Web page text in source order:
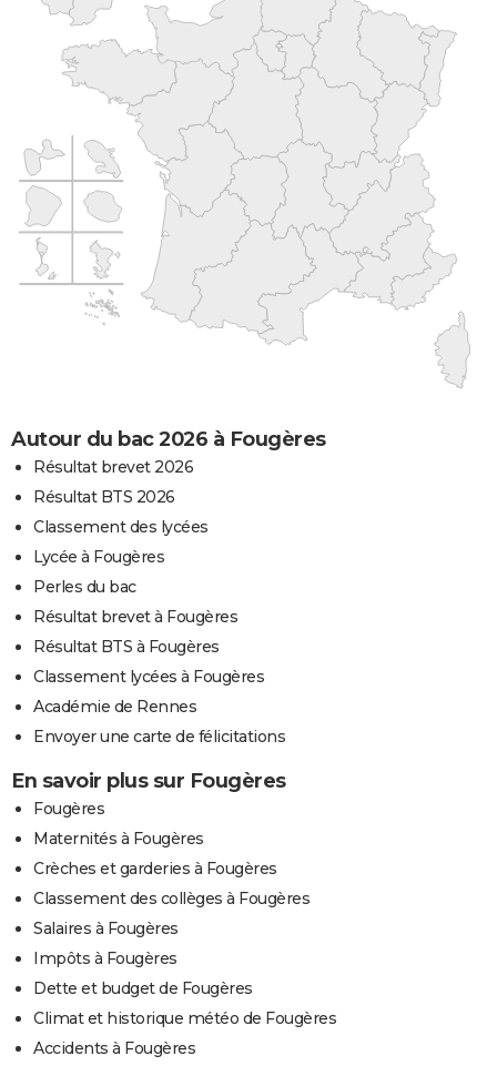
Autour du bac 2026 à Fougères
Résultat brevet 2026
Résultat BTS 2026
Classement des lycées
Lycée à Fougères
Perles du bac
Résultat brevet à Fougères
Résultat BTS à Fougères
Classement lycées à Fougères
Académie de Rennes
Envoyer une carte de félicitations
En savoir plus sur Fougères
Fougères
Maternités à Fougères
Crèches et garderies à Fougères
Classement des collèges à Fougères
Salaires à Fougères
Impôts à Fougères
Dette et budget de Fougères
Climat et historique météo de Fougères
Accidents à Fougères